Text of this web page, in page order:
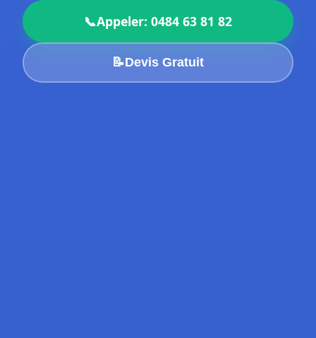
📞Appeler: 0484 63 81 82
📝Devis Gratuit